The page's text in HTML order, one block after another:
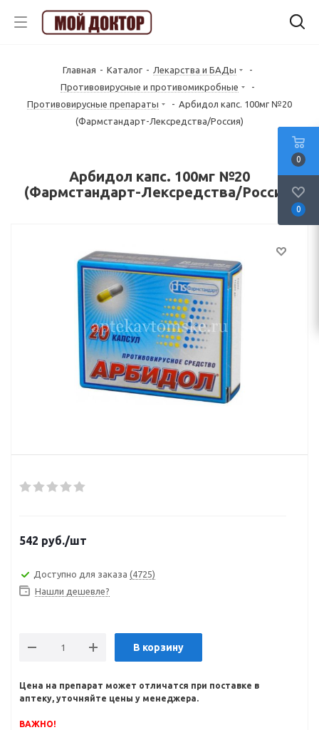
Главная - Каталог - Лекарства и БАДы
-
Противовирусные и противомикробные
-
Противовирусные препараты
- Арбидол капс. 100мг №20
(Фармстандарт-Лексредства/Россия)
Арбидол капс. 100мг №20
(Фармстандарт-Лексредства/Россия)
542 руб./шт
Доступно для заказа (4725)
Нашли дешевле?
В корзину
Цена на препарат может отличатся при поставке в
аптеку, уточняйте цены у менеджера.
ВАЖНО!
0
0